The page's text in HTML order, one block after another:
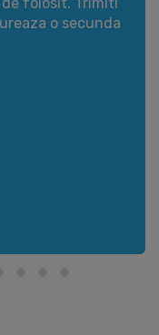
o secunda